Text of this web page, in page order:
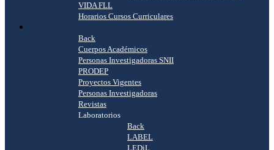
VIDA FLL
Horarios Cursos Curriculares
Back
Cuerpos Académicos
Personas Investigadoras SNII
PRODEP
Proyectos Vigentes
Personas Investigadoras
Revistas
Laboratorios
Back
LABEL
LEDiL